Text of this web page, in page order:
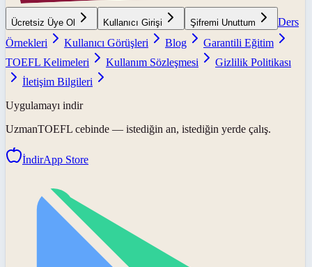
Ücretsiz Üye Ol Kullanıcı Girişi Şifremi Unuttum
Ders
Örnekleri
Kullanıcı Görüşleri Blog
Garantili Eğitim
TOEFL Kelimeleri
Kullanım Sözleşmesi
Gizlilik Politikası
İletişim Bilgileri
Uygulamayı indir
UzmanTOEFL cebinde — istediğin an, istediğin yerde çalış.
İndirApp Store